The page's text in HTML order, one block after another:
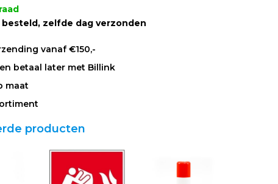
besteld, zelfde dag verzonden
vanaf €150,-
betaal later met Billink
maat
producten